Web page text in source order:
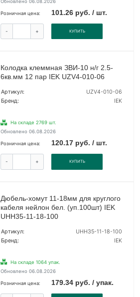
Обновлено 06.08.2026
Розничная цена: 101.26 руб. / шт.
- + КУПИТЬ
Колодка клеммная ЗВИ-10 н/г 2.5-
6кв.мм 12 пар IEK UZV4-010-06
Артикул:
UZV4-010-06
Бренд:
IEK
На складе 2769 шт.
Обновлено 06.08.2026
Розничная цена: 120.17 руб. / шт.
- + КУПИТЬ
Дюбель-хомут 11-18мм для круглого
кабеля нейлон бел. (уп.100шт) IEK
UHH35-11-18-100
Артикул:
UHH35-11-18-100
Бренд:
IEK
На складе 1064 упак.
Обновлено 06.08.2026
Розничная цена: 179.34 руб. / упак.